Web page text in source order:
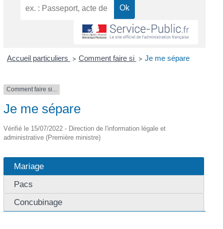
Accueil particuliers > Comment faire si > Je me sépare
Comment faire si...
Je me sépare
Vérifié le 15/07/2022 - Direction de l'information légale et
administrative (Première ministre)
Mariage
Pacs
Concubinage